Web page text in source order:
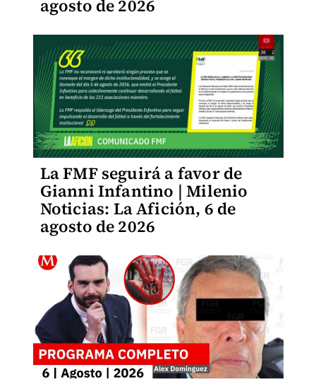
agosto de 2026
La FMF seguirá a favor de
Gianni Infantino | Milenio
Noticias: La Afición, 6 de
agosto de 2026